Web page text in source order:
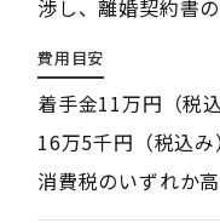
渉し、離婚契約書
費用目安
着手金11万円（税
16万5千円（税込
消費税のいずれか